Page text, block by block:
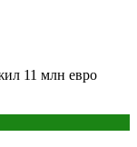
11 млн евро